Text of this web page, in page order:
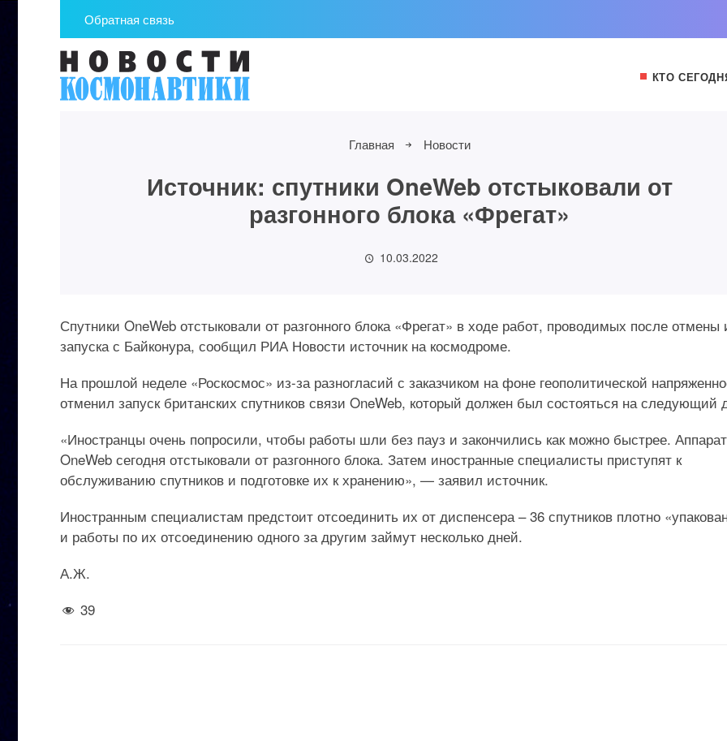
Обратная связь
КТО
Главная Новости
Источник: спутники OneWeb отстыковали от
разгонного блока «Фрегат»
10.03.2022
Спутники OneWeb отстыковали от разгонного блока «Фрегат» в ходе работ, проводимых после отмены
запуска с Байконура, сообщил РИА Новости источник на космодроме.
На прошлой неделе «Роскосмос» из-за разногласий с заказчиком на фоне геополитической
отменил запуск британских спутников связи OneWeb, который должен был состояться на следующий
«Иностранцы очень попросили, чтобы работы шли без пауз и закончились как можно быстрее.
OneWeb сегодня отстыковали от разгонного блока. Затем иностранные специалисты приступят к
обслуживанию спутников и подготовке их к хранению», — заявил источник.
Иностранным специалистам предстоит отсоединить их от диспенсера – 36 спутников плотно
и работы по их отсоединению одного за другим займут несколько дней.
А.Ж.
39